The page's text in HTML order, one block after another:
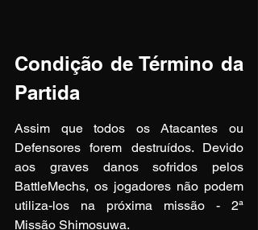
Condição de Término da
Partida
Assim que todos os Atacantes ou
Defensores forem destruídos. Devido
aos graves danos sofridos pelos
BattleMechs, os jogadores não podem
utiliza-los na próxima missão - 2ª
Missão Shimosuwa.